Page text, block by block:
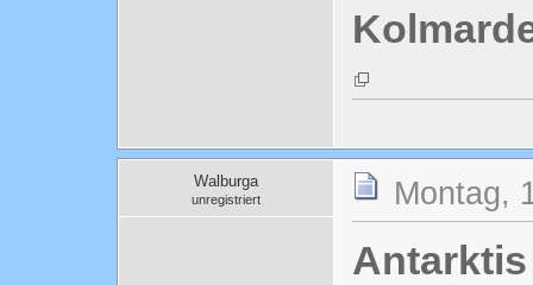
Walburga
unregistriert Montag,
Antarktis